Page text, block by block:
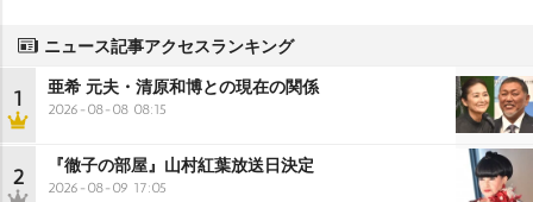
ニュース記事アクセスランキング
1 亜希 元夫・清原和博との現在の関係
2026-08-08 08:15
2 『徹子の部屋』山村紅葉放送日決定
2026-08-09 17:05